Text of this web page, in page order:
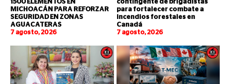
1500 ELEMENTOS EN
MICHOACÁN PARA REFORZAR
SEGURIDAD EN ZONAS
AGUACATERAS
7 agosto, 2026
contingente de brigadistas
para fortalecer combate a
incendios forestales en
Canadá
7 agosto, 2026